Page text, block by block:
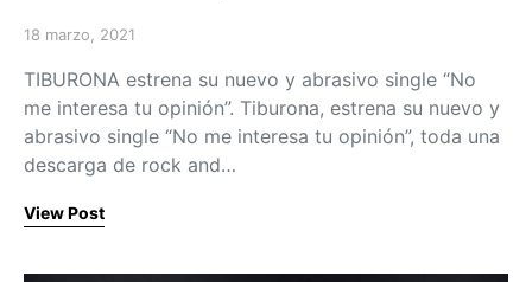
Posted on
18 marzo, 2021
TIBURONA estrena su nuevo y abrasivo single “No
me interesa tu opinión”. Tiburona, estrena su nuevo y
abrasivo single “No me interesa tu opinión”, toda una
descarga de rock and…
View Post